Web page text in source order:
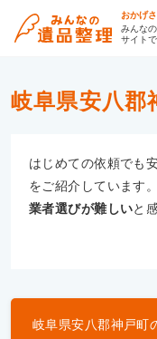
おかげ
みんな
サイト
岐阜県安八郡
はじめての依頼でも
をご紹介しています。
業者選びが難しいと
優良業者とは
岐阜県安八郡神戸町